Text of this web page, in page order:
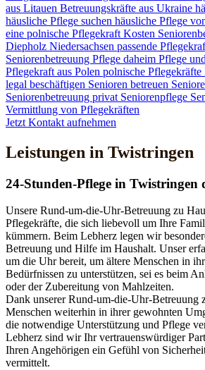
aus Litauen Betreuungskräfte aus Ukraine
häusliche Pflege suchen häusliche Pflege
eine polnische Pflegekraft Kosten
Diepholz Niedersachsen passende
Seniorenbetreuung Pflege daheim Pflege
Pflegekraft aus Polen polnische Pflegekräfte
legal beschäftigen Senioren betreuen
Seniorenbetreuung privat Seniorenpflege
Vermittlung von Pflegekräften
Jetzt Kontakt aufnehmen
Leistungen in Twistringen
24-Stunden-Pflege in Twistringen
Unsere Rund-um-die-Uhr-Betreuung zu
Pflegekräfte, die sich liebevoll um Ihre
kümmern. Beim Lebherz legen wir
Betreuung und Hilfe im Haushalt. Unser
um die Uhr bereit, um ältere Menschen in
Bedürfnissen zu unterstützen, sei es beim
oder der Zubereitung von Mahlzeiten.
Dank unserer Rund-um-die-Uhr-Betreuung
Menschen weiterhin in ihrer gewohnten
die notwendige Unterstützung und Pflege
Lebherz sind wir Ihr vertrauenswürdiger
Ihren Angehörigen ein Gefühl von
vermittelt.